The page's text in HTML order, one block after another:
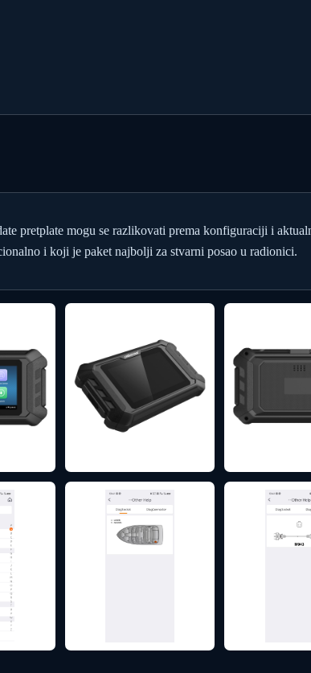
pretplate mogu se razlikovati prema konfiguraciji i
i koji je paket najbolji za stvarni posao u radionici.